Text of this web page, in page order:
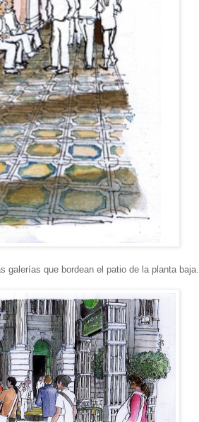
galerías que bordean el patio de la planta baja.